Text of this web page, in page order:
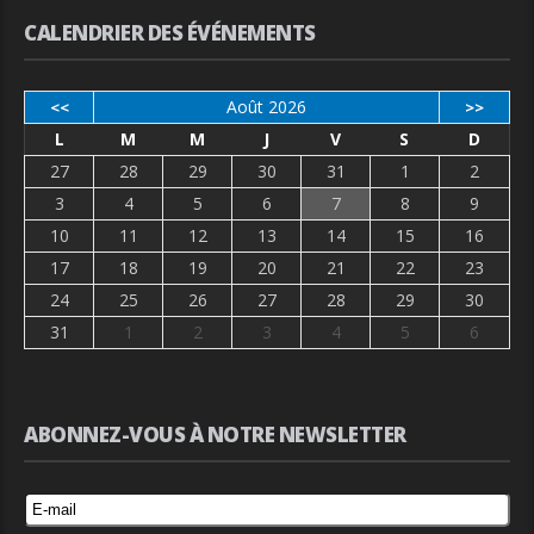
CALENDRIER DES ÉVÉNEMENTS
<< Août 2026 >>
L M M J V S
D
27
28 29 30 31 1
2
3
4 5 6 7 8
9
10
11 12 13 14 15
16
17
18 19 20 21 22
23
24
25 26 27 28 29
30
31
1 2 3 4 5 6
ABONNEZ-VOUS À NOTRE NEWSLETTER